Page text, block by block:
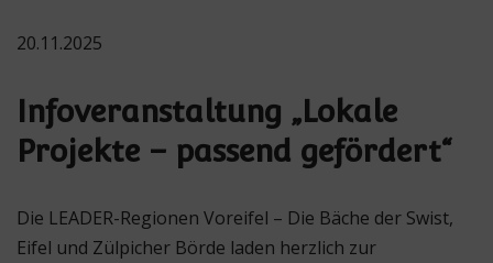
20.11.2025
Infoveranstaltung „Lokale
Projekte – passend gefördert“
Die LEADER-Regionen Voreifel – Die Bäche der Swist,
Eifel und Zülpicher Börde laden herzlich zur